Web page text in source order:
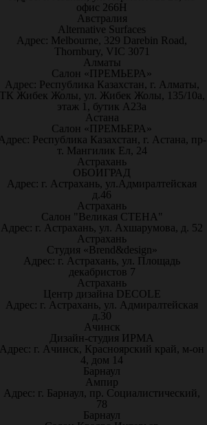
офис 266Н
Австралия
Alternative Surfaces
Адрес: Melbourne, 329 Darebin Road,
Thornbury, VIC 3071
Алматы
Салон «ПРЕМЬЕРА»
Адрес: Республика Казахстан, г. Алматы,
Жибек Жолы, ул. Жибек Жолы, 135/10а,
этаж 1, бутик А23а
Астана
Салон «ПРЕМЬЕРА»
Республика Казахстан, г. Астана, пр-
т. Мангилик Ел, 24
Астрахань
ОБОИГРАД
Адрес: г. Астрахань, ул.Адмиралтейская
д.46
Астрахань
Салон "Великая СТЕНА"
Адрес: г. Астрахань, ул. Ахшарумова, д. 52
Астрахань
Студия «Brend&design»
Адрес: г. Астрахань, ул. Площадь
декабристов 7
Астрахань
Центр дизайна DECOLE
Адрес: г. Астрахань, ул. Адмиралтейская
д.30
Ачинск
Дизайн-студия ИРМА
Адрес: г. Ачинск, Красноярский край, м-он
4, дом 14
Барнаул
Ампир
Адрес: г. Барнаул, пр. Социалистический,
78
Барнаул